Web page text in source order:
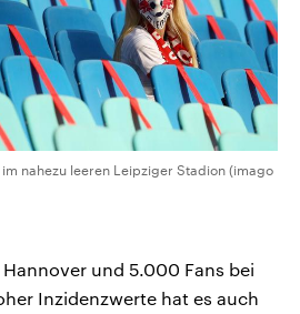
im nahezu leeren Leipziger Stadion (imago
und 5.000 Fans bei
Inzidenzwerte hat es auch